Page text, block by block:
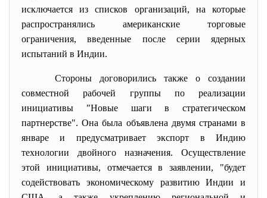
исключается из списков организаций, на которые
распространялись американские торговые
ограничения, введенные после серии ядерных
испытаний в Индии.
Стороны договорились также о создании
совместной рабочей группы по реализации
инициативы "Новые шаги в стратегическом
партнерстве". Она была объявлена двумя странами в
январе и предусматривает экспорт в Индию
технологии двойного назначения. Осуществление
этой инициативы, отмечается в заявлении, "будет
содействовать экономическому развитию Индии и